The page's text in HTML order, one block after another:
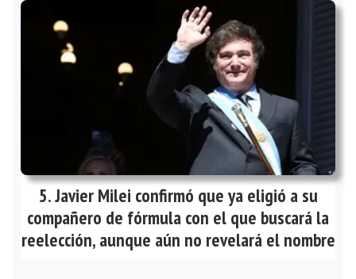
Javier Milei confirmó que ya eligió a su
compañero de fórmula con el que buscará la
reelección, aunque aún no revelará el nombre